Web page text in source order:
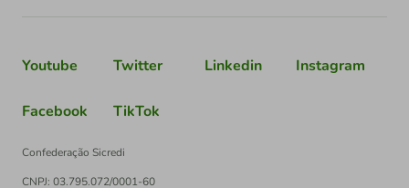
Youtube Twitter Linkedin Instagram
Facebook TikTok
Confederação Sicredi
CNPJ: 03.795.072/0001-60